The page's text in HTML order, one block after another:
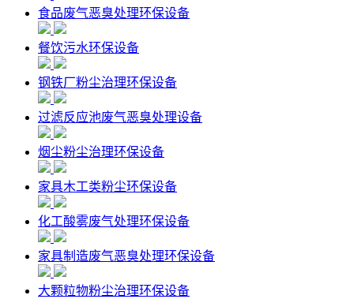
食品废气恶臭处理环保设备
餐饮污水环保设备
钢铁厂粉尘治理环保设备
过滤反应池废气恶臭处理设备
烟尘粉尘治理环保设备
家具木工类粉尘环保设备
化工酸雾废气处理环保设备
家具制造废气恶臭处理环保设备
大颗粒物粉尘治理环保设备